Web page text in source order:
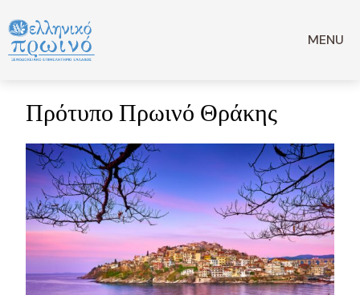
σε
περιεχόμενο
MENU
location:
Πρότυπο Πρωινό Θράκης